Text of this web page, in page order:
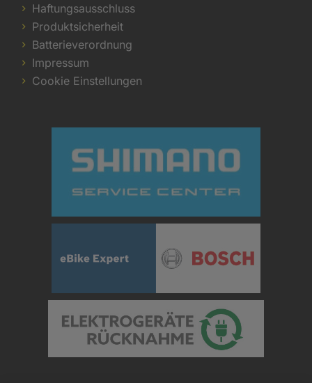
Haftungsausschluss
Produktsicherheit
Batterieverordnung
Impressum
Cookie Einstellungen